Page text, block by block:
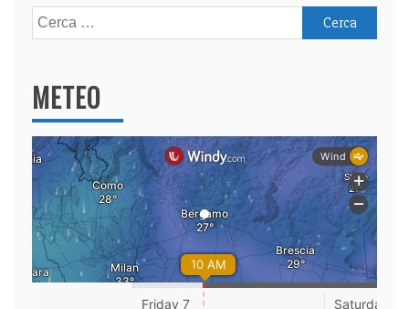
Ricerca
per:
METEO